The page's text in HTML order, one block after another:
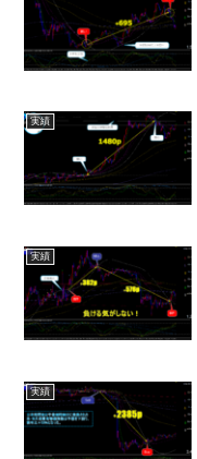
実績
実績
実績